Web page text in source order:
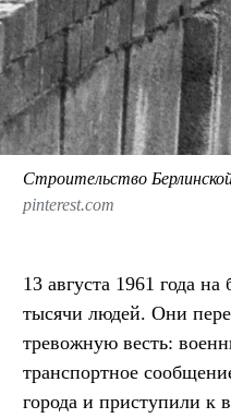
Строительство
pinterest.com
13 августа 1961 года
тысячи людей. Они
тревожную весть:
транспортное
города и приступили к